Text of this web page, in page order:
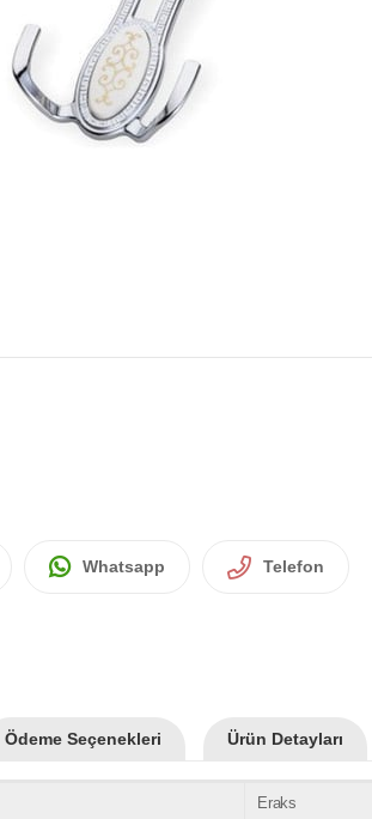
Whatsapp Telefon
Ödeme Seçenekleri Ürün Detayları
Eraks